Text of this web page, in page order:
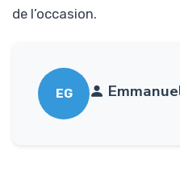
de l’occasion.
EG